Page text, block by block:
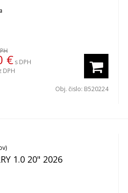
€ s DPH
DPH
Obj. čislo: B520224
1.0 20" 2026